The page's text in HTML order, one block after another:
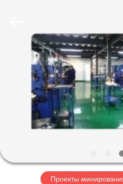
ДОМ
ТОВАРЫ
ТУР
Проекты